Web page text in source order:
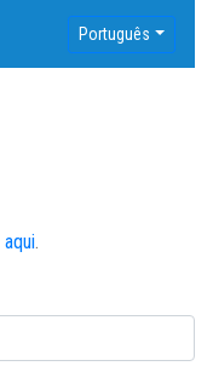
Português
aqui.